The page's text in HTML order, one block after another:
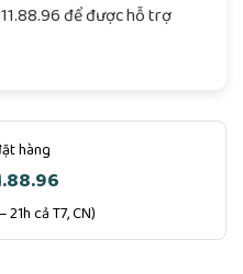
để được hỗ trợ
hàng
cả T7, CN)